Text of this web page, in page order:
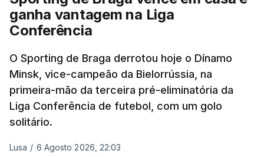
ganha vantagem na Liga
Conferência
O Sporting de Braga derrotou hoje o Dínamo
Minsk, vice-campeão da Bielorrússia, na
primeira-mão da terceira pré-eliminatória da
Liga Conferência de futebol, com um golo
solitário.
Lusa / 6 Agosto 2026, 22:03